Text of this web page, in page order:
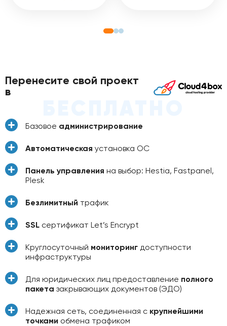
Перенесите свой проект
в
Базовое администрирование
Автоматическая установка ОС
Панель управления на выбор: Hestia, Fastpanel,
Plesk
Безлимитный трафик
SSL сертификат Let’s Encrypt
Круглосуточный мониторинг доступности
инфраструктуры
Для юридических лиц предоставление полного
пакета закрывающих документов (ЭДО)
Надежная сеть, соединенная с крупнейшими
точками обмена трафиком